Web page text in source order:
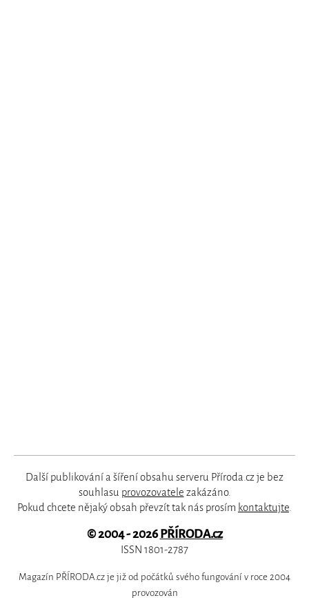
Další publikování a šíření obsahu serveru Příroda.cz je bez
souhlasu provozovatele zakázáno.
Pokud chcete nějaký obsah převzít tak nás prosím kontaktujte.
© 2004 - 2026PŘÍRODA.cz
ISSN 1801-2787
Magazín PŘÍRODA.cz je již od počátků svého fungování v roce 2004
provozován